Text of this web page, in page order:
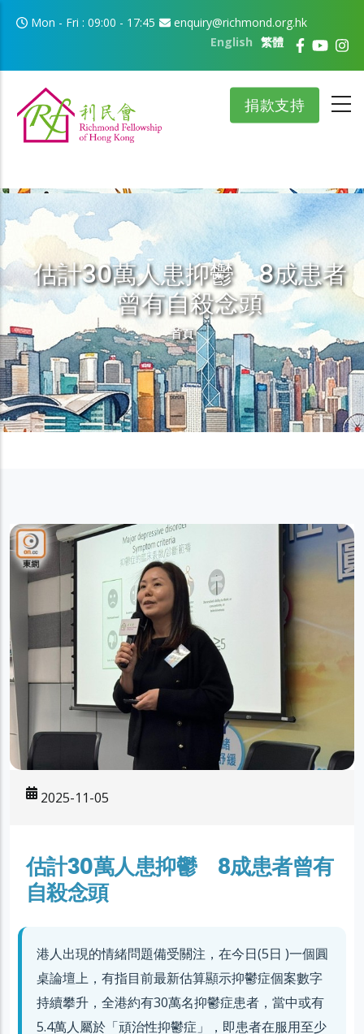
移至主內容
Mon - Fri : 09:00 - 17:45
enquiry@richmond.org.hk
繁體
English
捐款支持
估計30萬人患抑鬱 8成患者
曾有自殺念頭
導航連結
首頁
2025-11-05
估計30萬人患抑鬱 8成患者曾有
自殺念頭
港人出現的情緒問題備受關注，在今日(5日 )一個圓
桌論壇上，有指目前最新估算顯示抑鬱症個案數字
持續攀升，全港約有30萬名抑鬱症患者，當中或有
5.4萬人屬於「頑治性抑鬱症」，即患者在服用至少